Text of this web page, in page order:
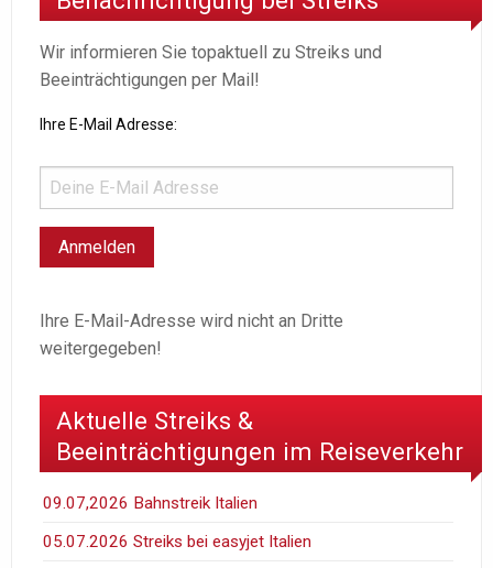
Wir informieren Sie topaktuell zu Streiks und
Beeinträchtigungen per Mail!
Ihre E-Mail Adresse:
Ihre E-Mail-Adresse wird nicht an Dritte
weitergegeben!
Aktuelle Streiks &
Beeinträchtigungen im Reiseverkehr
09.07,2026 Bahnstreik Italien
05.07.2026 Streiks bei easyjet Italien